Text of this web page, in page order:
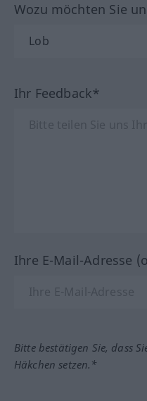
Wozu möchten Sie
Ihr Feedback*
Ihre E-Mail-Adresse
Bitte bestätigen Sie, dass
Häkchen setzen.*